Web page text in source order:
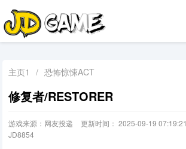
主页1 / 恐怖惊悚ACT
修复者/RESTORER
游戏来源：网友投递 更新时间： 2025-09-19 07:19:21
JD8854